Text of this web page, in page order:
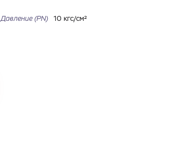
Давление (PN)
10 кгс/см²